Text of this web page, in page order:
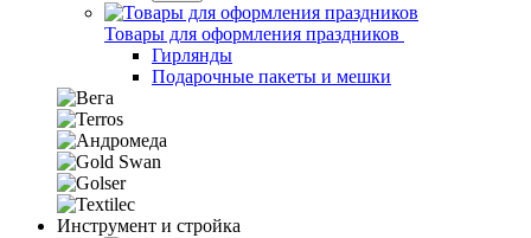
Товары для оформления праздников
Гирлянды
Подарочные пакеты и мешки
Инструмент и стройка